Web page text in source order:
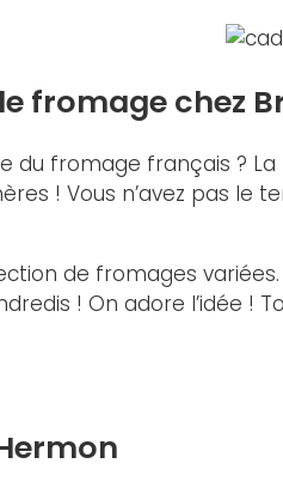
fromage chez
du fromage français ?
! Vous n’avez pas le
de fromages
! On adore l’idée !